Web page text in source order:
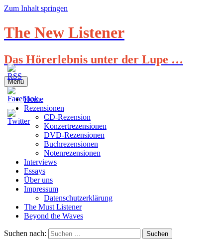
Zum Inhalt springen
The New Listener
Das Hörerlebnis unter der Lupe …
Menü
Home
Rezensionen
CD-Rezension
Konzertrezensionen
DVD-Rezensionen
Buchrezensionen
Notenrezensionen
Interviews
Essays
Über uns
Impressum
Datenschutzerklärung
The Must Listener
Beyond the Waves
Suchen nach: